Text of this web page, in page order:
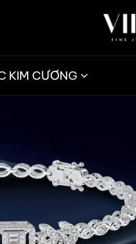
KIM CƯƠNG